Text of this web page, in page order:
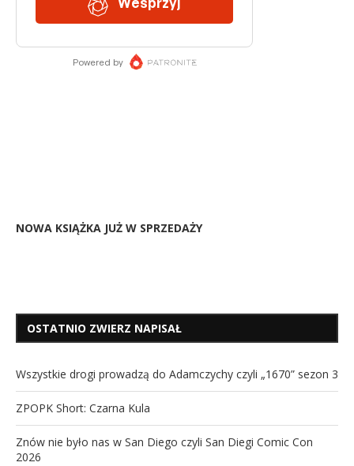
NOWA KSIĄŻKA JUŻ W SPRZEDAŻY
OSTATNIO ZWIERZ NAPISAŁ
Wszystkie drogi prowadzą do Adamczychy czyli „1670” sezon 3
ZPOPK Short: Czarna Kula
Znów nie było nas w San Diego czyli San Diegi Comic Con
2026